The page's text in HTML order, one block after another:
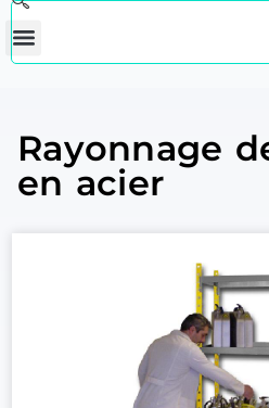
Rayonnage
en acier